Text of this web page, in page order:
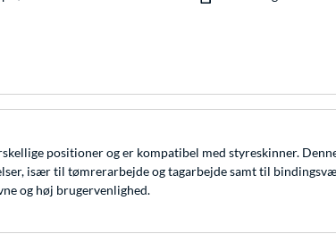
positioner og er kompatibel med styreskinner.
især til tømrerarbejde og tagarbejde samt til
og høj brugervenlighed.